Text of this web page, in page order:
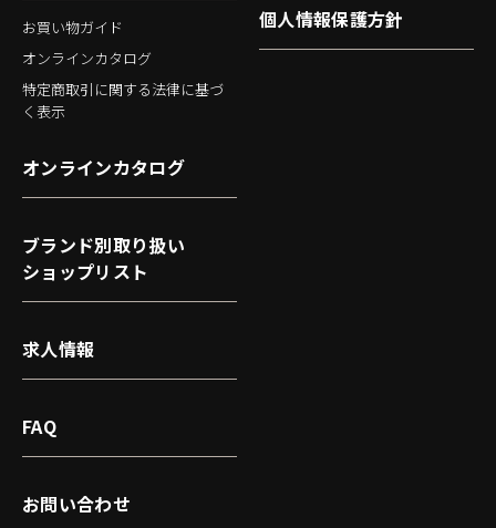
お買い物ガイド
オンラインカタログ
特定商取引に関する法律に基づ
く表示
個人情報保護方針
オンラインカタログ
ブランド別取り扱い
ショップリスト
求人情報
FAQ
お問い合わせ